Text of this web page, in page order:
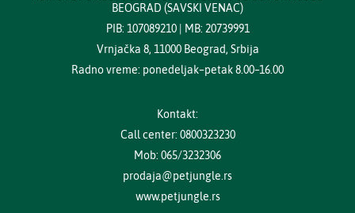
BEOGRAD (SAVSKI VENAC)
PIB: 107089210 | MB: 20739991
Vrnjačka 8, 11000 Beograd, Srbija
Radno vreme: ponedeljak–petak 8.00–16.00
Kontakt:
Call center: 0800323230
Mob: 065/3232306
prodaja@petjungle.rs
www.petjungle.rs